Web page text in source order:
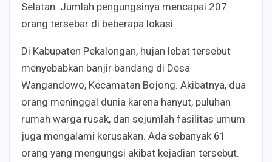
Selatan. Jumlah pengungsinya mencapai 207
orang tersebar di beberapa lokasi.
Di Kabupaten Pekalongan, hujan lebat tersebut
menyebabkan banjir bandang di Desa
Wangandowo, Kecamatan Bojong. Akibatnya, dua
orang meninggal dunia karena hanyut, puluhan
rumah warga rusak, dan sejumlah fasilitas umum
juga mengalami kerusakan. Ada sebanyak 61
orang yang mengungsi akibat kejadian tersebut.